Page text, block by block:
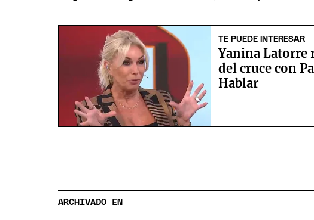
TE PUEDE INTERESAR
Yanina Latorre
del cruce con
Hablar
ARCHIVADO EN